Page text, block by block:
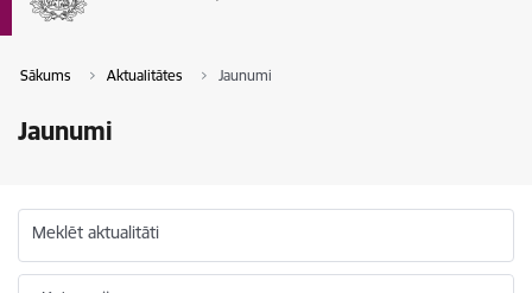
Sākums Aktualitātes Jaunumi
Jaunumi
Meklēt aktualitāti